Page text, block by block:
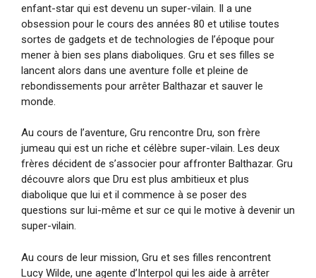
enfant-star qui est devenu un super-vilain. Il a une
obsession pour le cours des années 80 et utilise toutes
sortes de gadgets et de technologies de l’époque pour
mener à bien ses plans diaboliques. Gru et ses filles se
lancent alors dans une aventure folle et pleine de
rebondissements pour arrêter Balthazar et sauver le
monde.
Au cours de l’aventure, Gru rencontre Dru, son frère
jumeau qui est un riche et célèbre super-vilain. Les deux
frères décident de s’associer pour affronter Balthazar. Gru
découvre alors que Dru est plus ambitieux et plus
diabolique que lui et il commence à se poser des
questions sur lui-même et sur ce qui le motive à devenir un
super-vilain.
Au cours de leur mission, Gru et ses filles rencontrent
Lucy Wilde, une agente d’Interpol qui les aide à arrêter